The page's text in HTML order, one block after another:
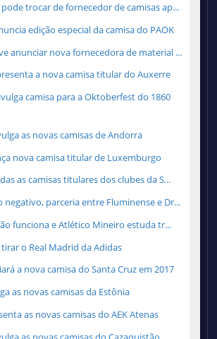
trocar de fornecedor de camisas ap...
edição especial da camisa do PAOK
anunciar nova fornecedora de material ...
a nova camisa titular do Auxerre
camisa para a Oktoberfest do 1860
as novas camisas de Andorra
nova camisa titular de Luxemburgo
as camisas titulares dos clubes da S...
negativo, parceria entre Fluminense e Dr...
funciona e Atlético Mineiro estuda tr...
o Real Madrid da Adidas
a nova camisa do Santa Cruz em 2017
as novas camisas da Estônia
as novas camisas do AEK Atenas